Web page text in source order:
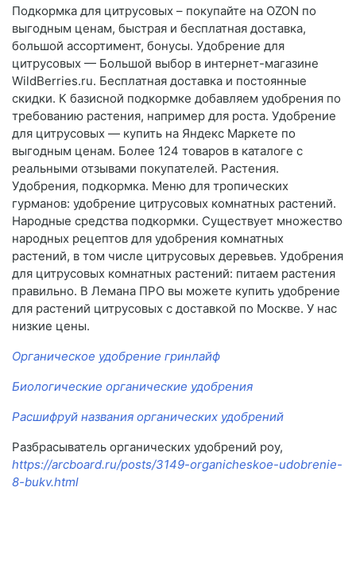
Подкормка для цитрусовых – покупайте на OZON по
выгодным ценам, быстрая и бесплатная доставка,
большой ассортимент, бонусы. Удобрение для
цитрусовых — Большой выбор в интернет-магазине
WildBerries.ru. Бесплатная доставка и постоянные
скидки. К базисной подкормке добавляем удобрения по
требованию растения, например для роста. Удобрение
для цитрусовых — купить на Яндекс Маркете по
выгодным ценам. Более 124 товаров в каталоге с
реальными отзывами покупателей. Растения.
Удобрения, подкормка. Меню для тропических
гурманов: удобрение цитрусовых комнатных растений.
Народные средства подкормки. Существует множество
народных рецептов для удобрения комнатных
растений, в том числе цитрусовых деревьев. Удобрения
для цитрусовых комнатных растений: питаем растения
правильно. В Лемана ПРО вы можете купить удобрение
для растений цитрусовых с доставкой по Москве. У нас
низкие цены.
Органическое удобрение гринлайф
Биологические органические удобрения
Расшифруй названия органических удобрений
Разбрасыватель органических удобрений роу,
https://arcboard.ru/posts/3149-organicheskoe-udobrenie-
8-bukv.html